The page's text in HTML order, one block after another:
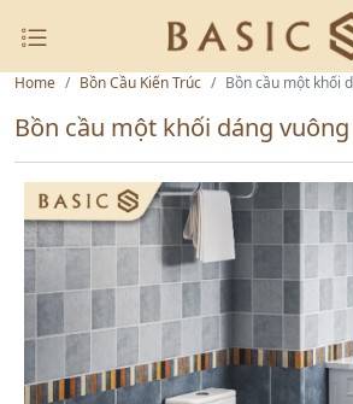
Home Bồn Cầu Kiến Trúc Bồn cầu một khối
Bồn cầu một khối dáng